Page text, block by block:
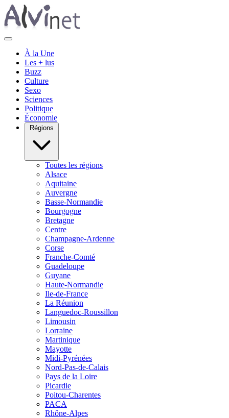
À la Une
Les + lus
Buzz
Culture
Sexo
Sciences
Politique
Économie
Régions
Toutes les régions
Alsace
Aquitaine
Auvergne
Basse-Normandie
Bourgogne
Bretagne
Centre
Champagne-Ardenne
Corse
Franche-Comté
Guadeloupe
Guyane
Haute-Normandie
Ile-de-France
La Réunion
Languedoc-Roussillon
Limousin
Lorraine
Martinique
Mayotte
Midi-Pyrénées
Nord-Pas-de-Calais
Pays de la Loire
Picardie
Poitou-Charentes
PACA
Rhône-Alpes